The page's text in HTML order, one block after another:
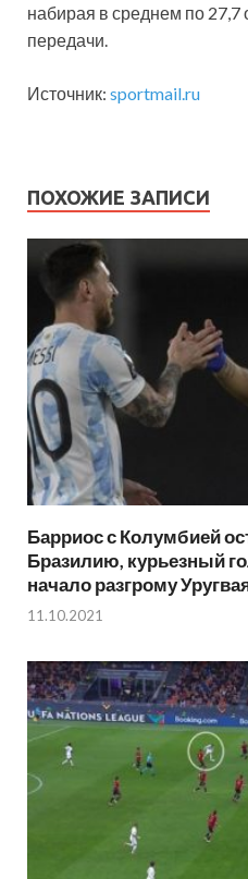
набирая в среднем по 27,7
передачи.
Источник: sportmail.ru
ПОХОЖИЕ ЗАПИСИ
Барриос с Колумбией
Бразилию, курьезный
начало разгрому
11.10.2021